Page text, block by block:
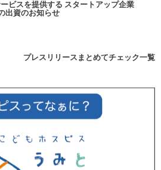
ビスを提供する スタートアップ企業
出資のお知らせ
プレスリリースまとめてチェック一覧